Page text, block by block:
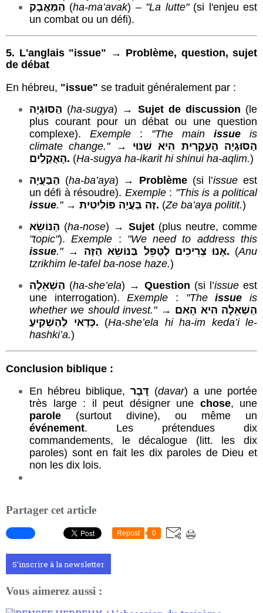
הַמַּאֲבָק (ha-ma’avak) – "La lutte"(si l'enjeu est
un combat ou un défi).
5. L'anglais "issue" → Problème, question, sujet
de débat
En hébreu, "issue" se traduit généralement par :
הַסּוּגְיָה (ha-sugya) → Sujet de discussion (le
plus courant pour un débat ou une question
complexe). Exemple : "The main issue is
climate change."→ הַסּוּגְיָה הָעִקָּרִית הִיא שִׁנּוּי
הָאֲקְלִים. (Ha-sugya ha-ikarit hi shinui ha-aqlim.)
הַבַּעֲיָה (ha-ba’aya) → Problème (si l’issue est
un défi à résoudre). Exemple: "This is a political
issue."→ זֶה בַּעֲיָה פּוֹלִיטִית. (Ze ba’aya politit.)
הַנּוֹשֵׂא (ha-nose) → Sujet(plus neutre, comme
"topic").Exemple : "We need to address this
issue."→ אָנוּ צְרִיכִים לְטַפֵּל בַּנּוֹשֵׂא הַזֶּה. (Anu
tzrikhim le-tafel ba-nose haze.)
הַשְׁאֵלָה (ha-she’ela) → Question (si l’issueest
une interrogation).Exemple : "Theissue is
whether we should invest."→ הַשְׁאֵלָה הִיא הָאִם
כְּדַאי לְהַשְׁקִיעַ. (Ha-she’ela hi ha-im keda’i le-
hashki’a.)
Conclusion biblique :
En hébreu biblique,דָּבָר (davar) a une portée
très large : il peut désigner une chose, une
parole (surtout divine), ou même un
événement. Les prétendues dix
commandements, le décalogue (litt. les dix
paroles) sont en fait les dix paroles de Dieu et
non les dix lois.
Partager cet article
Repost 0
S'inscrire à la newsletter
Vous aimerez aussi :